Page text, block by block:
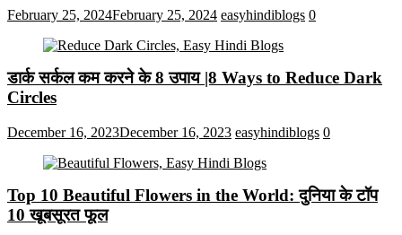
February 25, 2024February 25, 2024 easyhindiblogs 0
डार्क सर्कल कम करने के 8 उपाय |8 Ways to Reduce Dark
Circles
December 16, 2023December 16, 2023 easyhindiblogs 0
Top 10 Beautiful Flowers in the World: दुनिया के टॉप
10 खूबसूरत फूल